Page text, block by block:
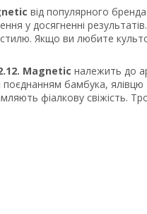
від популярного
у досягненні
Якщо ви любите
Magnetic належить до
бамбука,
фіалкову свіжість.